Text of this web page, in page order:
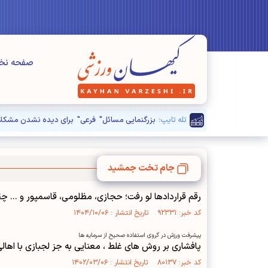
صفحه
تله تایپ: بزرگنمایی مسائل" فرعی" برای دیده نشدن
جام تخت جمشید
رقم قرارداد‌ها لو رفت؛ حجازی، مظلومی، قاسمپور و ...
کد خبر: ۹۲۳۳۱ تاریخ انتشار : ۱۴۰۴/۱۰/۰۶
پیشرفت ورزش در گروی استفاده صحیح از سرمایه ها
پافشاری بر روش های غلط ، معنایی به جز لجبازی با
کد خبر: ۸۰۱۳۷ تاریخ انتشار : ۱۴۰۲/۰۳/۰۶